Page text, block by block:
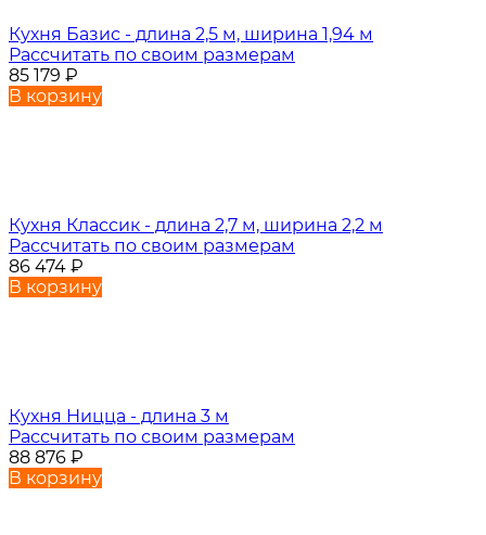
Кухня Базис - длина 2,5 м, ширина 1,94 м
Рассчитать по своим размерам
85 179 ₽
В корзину
Кухня Классик - длина 2,7 м, ширина 2,2 м
Рассчитать по своим размерам
86 474 ₽
В корзину
Кухня Ницца - длина 3 м
Рассчитать по своим размерам
88 876 ₽
В корзину